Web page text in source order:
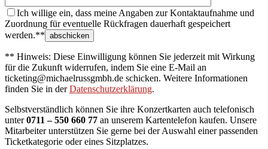
Ich willige ein, dass meine Angaben zur Kontaktaufnahme und
Zuordnung für eventuelle Rückfragen dauerhaft gespeichert
werden.**
** Hinweis: Diese Einwilligung können Sie jederzeit mit Wirkung
für die Zukunft widerrufen, indem Sie eine E-Mail an
ticketing@michaelrussgmbh.de schicken. Weitere Informationen
finden Sie in derDatenschutzerklärung.
Selbstverständlich können Sie ihre Konzertkarten auch telefonisch
unter0711 – 550 660 77 an unserem Kartentelefon kaufen. Unsere
Mitarbeiter unterstützen Sie gerne bei der Auswahl einer passenden
Ticketkategorie oder eines Sitzplatzes.